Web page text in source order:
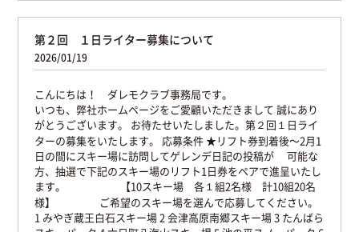
第２回 １日ライター募集について
2026/01/19
こんにちは！ ダレモクラブ事務局です。
いつも、弊社ホームページをご愛顧いただきまして誠にあり
がとうございます。 お待たせいたしました。第２回１日ライ
ターの募集をいたします。 応募条件★リフト券到着後〜2月1
日の間にスキー場に訪問してゲレンデ日記の投稿が
可能な
方、抽選で下記のスキー場のリフト1日券をペアで進呈いたし
ます。
【10スキー場 各１組2名様 計10組20名
様】
ご希望のスキー場を選んで応募してください。
1 みやぎ蔵王白石スキー場2 会津高原南郷スキー場 3 たんばら